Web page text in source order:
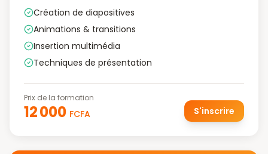
Création de diapositives
Animations & transitions
Insertion multimédia
Techniques de présentation
Prix de la formation
12 000 FCFA S'inscrire